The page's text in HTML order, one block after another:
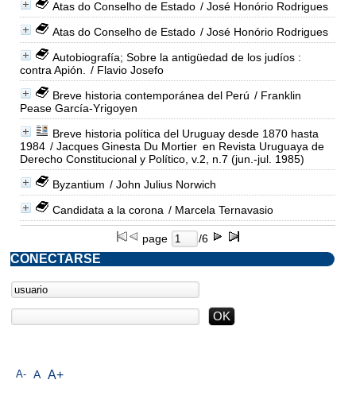
Atas do Conselho de Estado / José Honório Rodrigues
Atas do Conselho de Estado / José Honório Rodrigues
Autobiografía; Sobre la antigüedad de los judíos :
contra Apión.
/ Flavio Josefo
Breve historia contemporánea del Perú / Franklin
Pease García-Yrigoyen
Breve historia política del Uruguay desde 1870 hasta
1984 / Jacques Ginesta Du Mortier en Revista Uruguaya de
Derecho Constitucional y Político, v.2, n.7 (jun.-jul. 1985)
Byzantium / John Julius Norwich
Candidata a la corona / Marcela Ternavasio
page /6
A- A A+
CONECTARSE